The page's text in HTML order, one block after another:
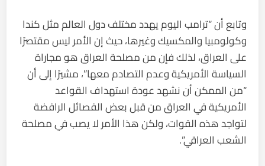
وتابع أن “ترامب اليوم يهدد مختلف دول العالم مثل كندا
وكولومبيا والمكسيك وغيرها، حيث إن الأمر ليس مقتصرًا
على العراق، لذلك فإن من مصلحة العراق هو مجاراة
السياسة الأمريكية وعدم التصادم معها”، مشيرًا إلى أن
“من الممكن أن نشهد عودة استهداف القواعد
الأمريكية في العراق من قبل بعض الفصائل الرافضة
لتواجد هذه القوات، ولكن هذا الأمر لا يصب في مصلحة
الشعب العراقي”.